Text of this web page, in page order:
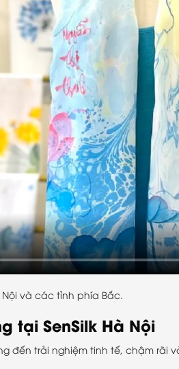
Nội và các tỉnh phía Bắc.
tại SenSilk Hà Nội
đến trải nghiệm tinh tế, chậm